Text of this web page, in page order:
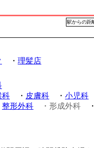
駅からの距
・ 理髪店
科 ・ 皮膚科 ・ 小児科
整形外科 ・形成外科 ・